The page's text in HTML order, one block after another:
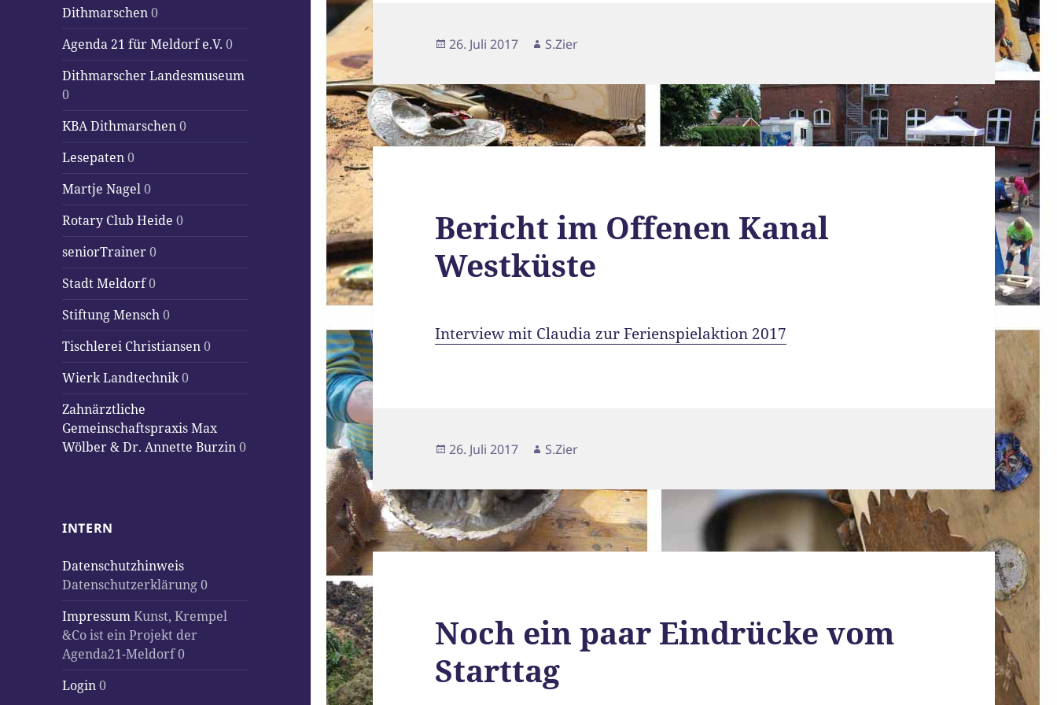
Dithmarschen0
Agenda 21 für Meldorf e.V. 0
Dithmarscher Landesmuseum
0
KBA Dithmarschen0
Lesepaten0
Martje Nagel0
Rotary Club Heide 0
seniorTrainer0
Stadt Meldorf0
Stiftung Mensch0
Tischlerei Christiansen0
Wierk Landtechnik0
Zahnärztliche
Gemeinschaftspraxis Max
Wölber & Dr. Annette Burzin0
INTERN
Datenschutzhinweis
Datenschutzerklärung 0
ImpressumKunst, Krempel
&Co ist ein Projekt der
Agenda21-Meldorf 0
Login0
Veröffentlicht
26. Juli 2017 Autor
S.Zier
Bericht im Offenen Kanal
Westküste
Interview mit Claudia zur Ferienspielaktion 2017
Veröffentlicht
26. Juli 2017 Autor
S.Zier
Noch ein paar Eindrücke vom
Starttag